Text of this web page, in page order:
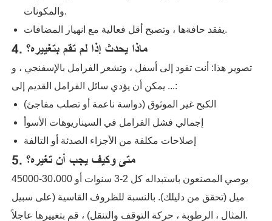
والمكونات.
يفقد حافةها ، وتصبح أقل فعالية مع انهيار المضافات.
4. ماذا يحدث إذا لم تقم بتغييره؟
تصوير هذا: أنت تقود إلى أسفل ، وتشعر الفرامل بالإسفنجي ، و
... يمكن أن يؤدي سائل الفرامل القديم إلى:
الكبح غير الموثوق (دواسة ناعمة أو تصلب مفاجئ)
إجمالي فشل الفرامل في السيناريوهات الأسوأ
إصلاحات مكلفة من الأجزاء الصدئة أو التالفة
5. متى وكيف يجب أن تغيره؟
يوصي المصنعون باستبداله كل 2-3 سنوات أو 30،000-45000
ميل (تحقق من دليلك). بالنسبة للظروف القاسية (على سبيل
المثال ، الرطوبة ، حركة التوقف والتنقل) ، قم بتغييرها عاجلاً.